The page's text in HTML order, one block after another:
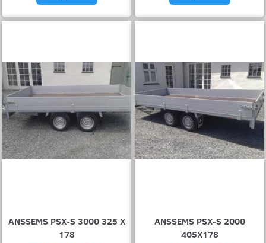
ANSSEMS PSX-S 3000 325 X
178
ANSSEMS PSX-S 2000
405X178